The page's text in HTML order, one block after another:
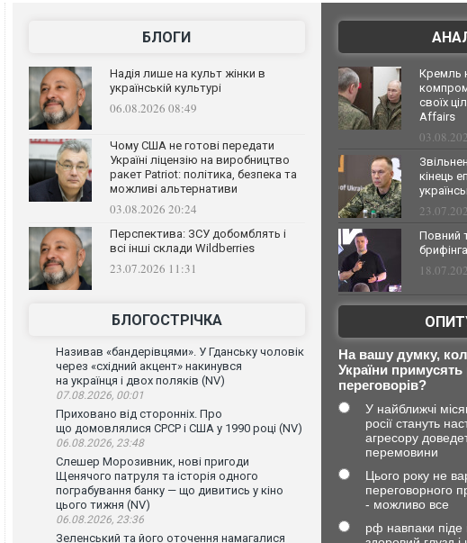
БЛОГИ
Надія лише на культ жінки в
українській культурі
06.08.2026 08:49
Чому США не готові передати
Україні ліцензію на виробництво
ракет Patriot: політика, безпека та
можливі альтернативи
03.08.2026 20:24
Перспектива: ЗСУ добомблять і
всі інші склади Wildberries
23.07.2026 11:31
БЛОГОСТРІЧКА
Називав «бандерівцями». У Гданську чоловік
через «східний акцент» накинувся
на українця і двох поляків (NV)
07.08.2026, 00:01
Приховано від сторонніх. Про
що домовлялися СРСР і США у 1990 році (NV)
06.08.2026, 23:48
Слешер Морозивник, нові пригоди
Щенячого патруля та історія одного
пограбування банку — що дивитись у кіно
цього тижня (NV)
06.08.2026, 23:36
Зеленський та його оточення намагалися
Кремль
своїх
Affairs
кінець
Повний
На вашу думку,
України примусять
переговорів?
У найближчі
росії стануть
агресору
перемовини
Цього року не
переговорного
- можливо все
рф навпаки піде